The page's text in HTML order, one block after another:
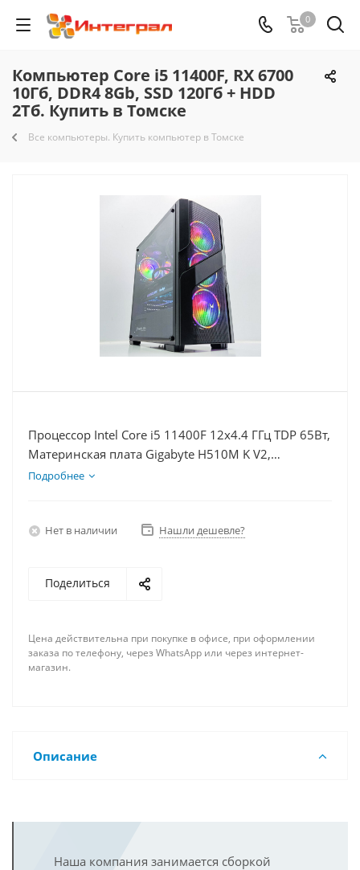
0
Компьютер Core i5 11400F, RX 6700
10Гб, DDR4 8Gb, SSD 120Гб + HDD
2Тб. Купить в Томске
Все компьютеры. Купить компьютер в Томске
Процессор Intel Core i5 11400F 12x4.4 ГГц TDP 65Вт,
Материнская плата Gigabyte H510M K V2,
Видеокарта RX 6700 10Гб, Память DDR4 8Gb,
Подробнее
Нет в наличии Нашли дешевле?
Поделиться
Цена действительна при покупке в офисе, при оформлении
заказа по телефону, через WhatsApp или через интернет-
магазин.
Описание
Наша компания занимается сборкой